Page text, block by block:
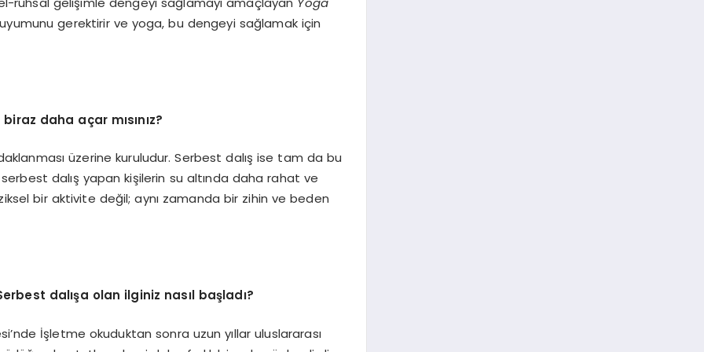
gerektirir ve yoga, bu dengeyi sağlamak için
daha açar mısınız?
üzerine kuruludur. Serbest dalış ise tam da bu
dalış yapan kişilerin su altında daha rahat ve
bir aktivite değil; aynı zamanda bir zihin ve beden
dalışa olan ilginiz nasıl başladı?
İşletme okuduktan sonra uzun yıllar uluslararası